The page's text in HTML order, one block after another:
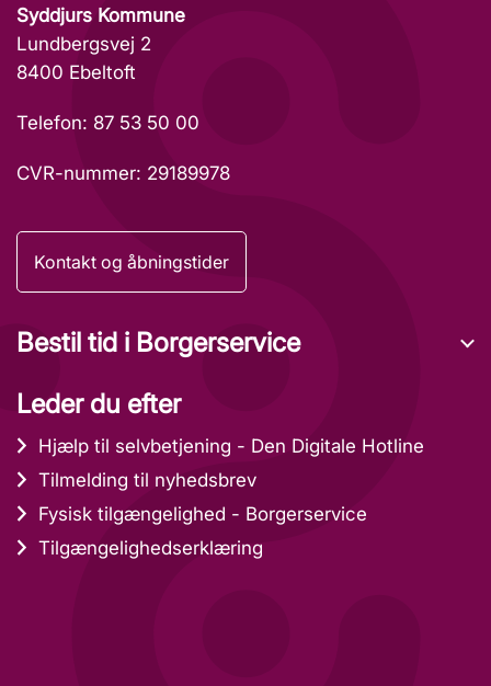
Syddjurs Kommune
Lundbergsvej 2
8400 Ebeltoft
Telefon: 87 53 50 00
CVR-nummer: 29189978
Kontakt og åbningstider
Bestil tid i Borgerservice
Leder du efter
Hjælp til selvbetjening - Den Digitale Hotline
Tilmelding til nyhedsbrev
Fysisk tilgængelighed - Borgerservice
Tilgængelighedserklæring